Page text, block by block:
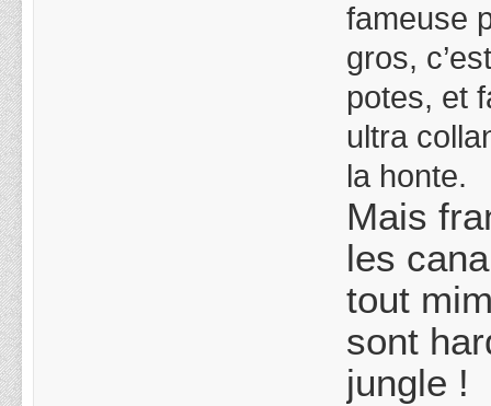
fameuse
gros,
potes, et
ultra
la honte.
Mais
les
tout
sont
jungle !